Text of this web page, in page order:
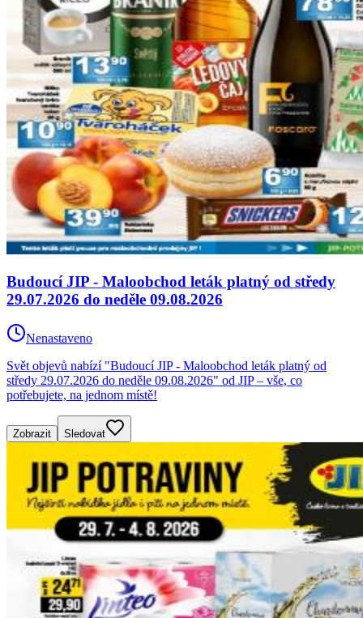
Budoucí JIP - Maloobchod leták platný od středy
29.07.2026 do neděle 09.08.2026
Nenastaveno
Svět objevů nabízí "Budoucí JIP - Maloobchod leták platný od
středy 29.07.2026 do neděle 09.08.2026" od JIP – vše, co
potřebujete, na jednom místě!
Zobrazit Sledovat